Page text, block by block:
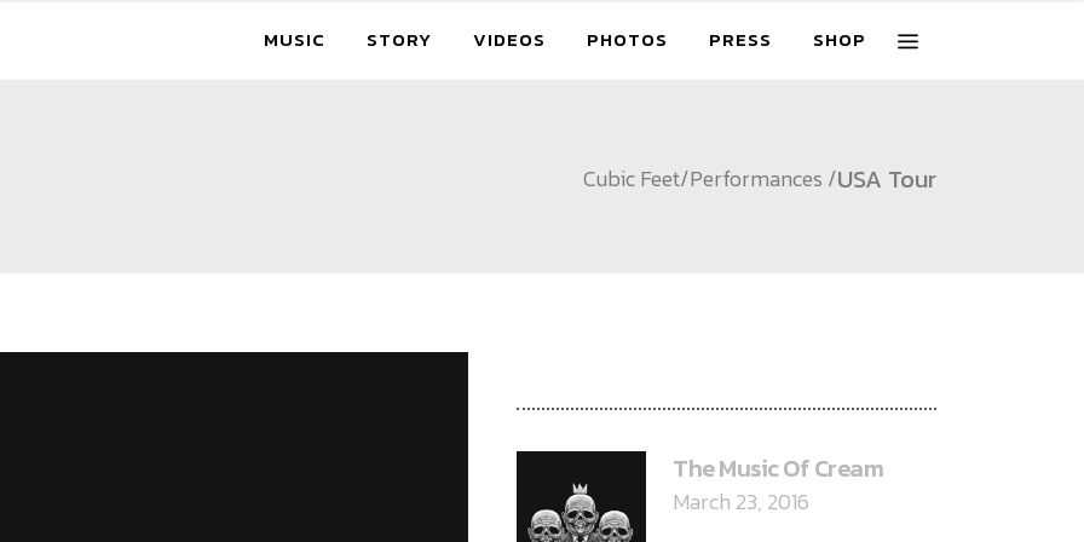
MUSIC STORY VIDEOS PHOTOS PRESS SHOP
Cubic Feet/Performances /USA Tour
The Music Of Cream
March 23, 2016